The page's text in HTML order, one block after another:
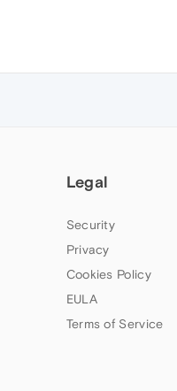
Legal
Security
Privacy
Cookies Policy
EULA
Terms of Service